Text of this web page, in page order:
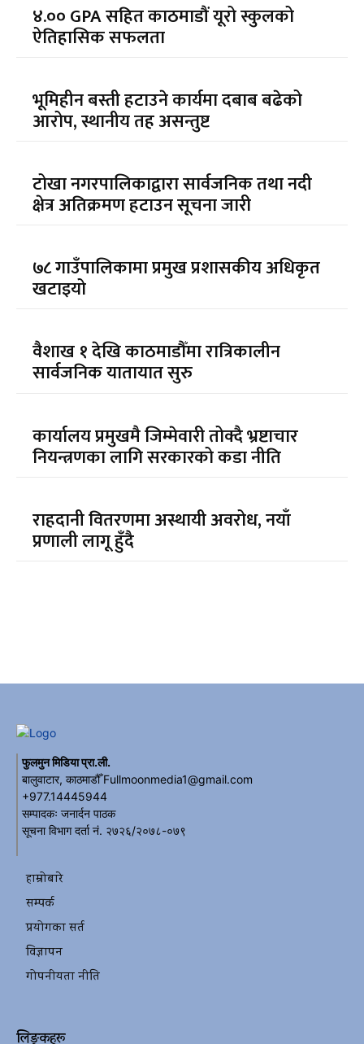
४.०० GPA सहित काठमाडौं यूरो स्कुलको
ऐतिहासिक सफलता
भूमिहीन बस्ती हटाउने कार्यमा दबाब बढेको
आरोप, स्थानीय तह असन्तुष्ट
टोखा नगरपालिकाद्वारा सार्वजनिक तथा नदी
क्षेत्र अतिक्रमण हटाउन सूचना जारी
७८ गाउँपालिकामा प्रमुख प्रशासकीय अधिकृत
खटाइयो
वैशाख १ देखि काठमाडौँमा रात्रिकालीन
सार्वजनिक यातायात सुरु
कार्यालय प्रमुखमै जिम्मेवारी तोक्दै भ्रष्टाचार
नियन्त्रणका लागि सरकारको कडा नीति
राहदानी वितरणमा अस्थायी अवरोध, नयाँ
प्रणाली लागू हुँदै
फुलमुन मिडिया प्रा.ली.
बालुवाटार, काठमाडौँ Fullmoonmedia1@gmail.com
+977.14445944
सम्पादकः जनार्दन पाठक
सूचना विभाग दर्ता नं. २७२६/२०७८-०७९
हाम्रोबारे
सम्पर्क
प्रयोगका सर्त
विज्ञापन
गोपनीयता नीति